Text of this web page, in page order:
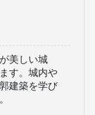
美しい城
す。城内や
建築を学び